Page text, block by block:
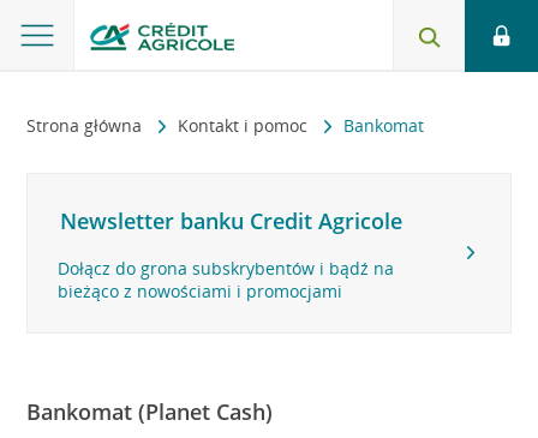
Strona główna Kontakt i pomoc Bankomat
Newsletter banku Credit Agricole
Dołącz do grona subskrybentów i bądź na
bieżąco z nowościami i promocjami
Bankomat (Planet Cash)